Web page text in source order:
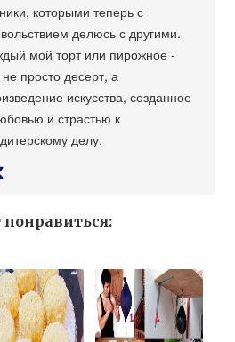
которыми теперь с
делюсь с другими.
мой торт или пирожное -
не просто десерт, а
искусства, созданное
и страстью к
делу.